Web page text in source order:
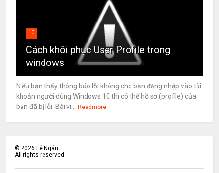
10
Cách khôi phục User Profile trong
windows
N ếu bạn thấy thông báo lỗi không cho bạn đăng nhập vào tài
khoản người dùng Windows 10 thì có thể hồ sơ (profile) của
bạn đã bị lỗi. Bài vi...
Readmore
© 2026 Lê Ngân
All rights reserved.